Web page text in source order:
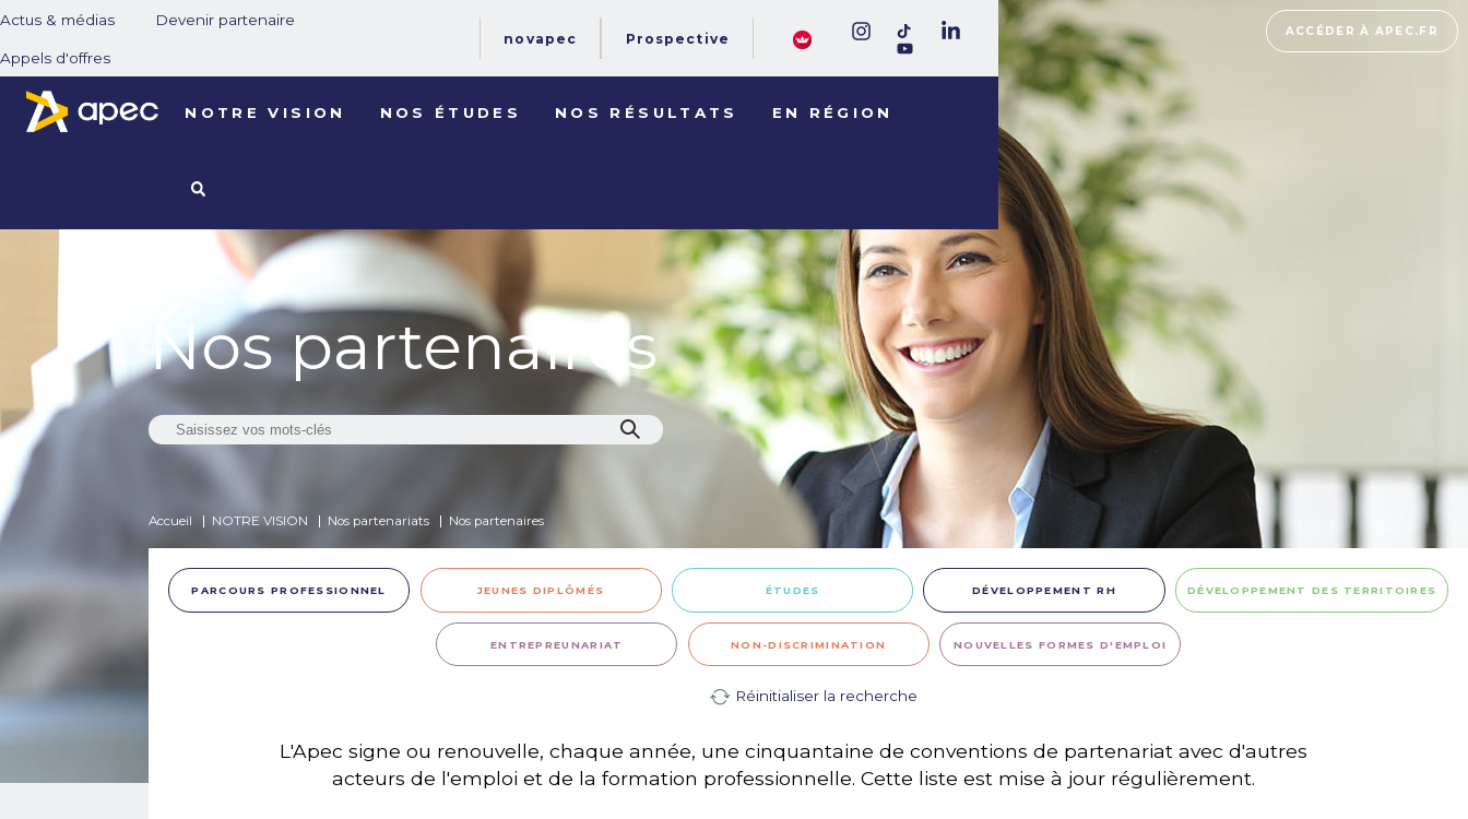
Actus & médias Devenir partenaire
Appels d'offres
novapec Prospective
NOTRE VISION NOS ÉTUDES NOS RÉSULTATS EN RÉGION
ACCÉDER À APEC.FR
Nos partenaires
Accueil NOTRE VISION Nos partenariats Nos partenaires
PARCOURS PROFESSIONNEL JEUNES DIPLÔMÉS ÉTUDES DÉVELOPPEMENT RH DÉVELOPPEMENT DES TERRITOIRES
ENTREPREUNARIAT NON-DISCRIMINATION NOUVELLES FORMES D'EMPLOI
Réinitialiser la recherche
L'Apec signe ou renouvelle, chaque année, une cinquantaine de conventions de partenariat avec d'autres
acteurs de l'emploi et de la formation professionnelle. Cette liste est mise à jour régulièrement.